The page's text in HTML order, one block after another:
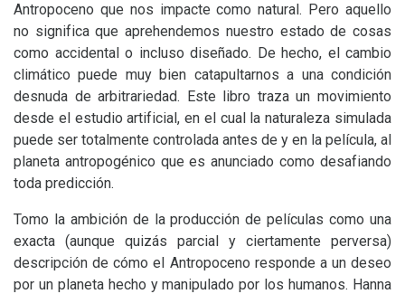
Antropoceno que nos impacte como natural. Pero aquello
no significa que aprehendemos nuestro estado de cosas
como accidental o incluso diseñado. De hecho, el cambio
climático puede muy bien catapultarnos a una condición
desnuda de arbitrariedad. Este libro traza un movimiento
desde el estudio artificial, en el cual la naturaleza simulada
puede ser totalmente controlada antes de y en la película, al
planeta antropogénico que es anunciado como desafiando
toda predicción.
Tomo la ambición de la producción de películas como una
exacta (aunque quizás parcial y ciertamente perversa)
descripción de cómo el Antropoceno responde a un deseo
por un planeta hecho y manipulado por los humanos. Hanna